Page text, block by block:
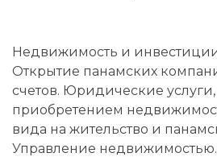
Недвижимость и
Открытие панамских
счетов. Юридические
приобретением
вида на жительство и
Управление